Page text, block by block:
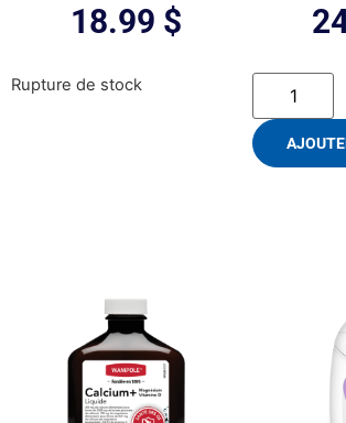
18.99 $
Rupture de stock